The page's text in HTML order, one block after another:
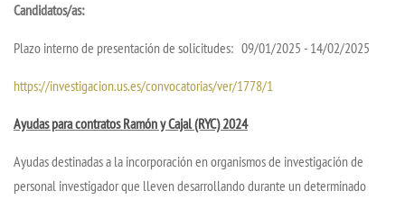
Candidatos/as:
Plazo interno de presentación de solicitudes: 09/01/2025 - 14/02/2025
https://investigacion.us.es/convocatorias/ver/1778/1
Ayudas para contratos Ramón y Cajal (RYC) 2024
Ayudas destinadas a la incorporación en organismos de investigación de
personal investigador que lleven desarrollando durante un determinado